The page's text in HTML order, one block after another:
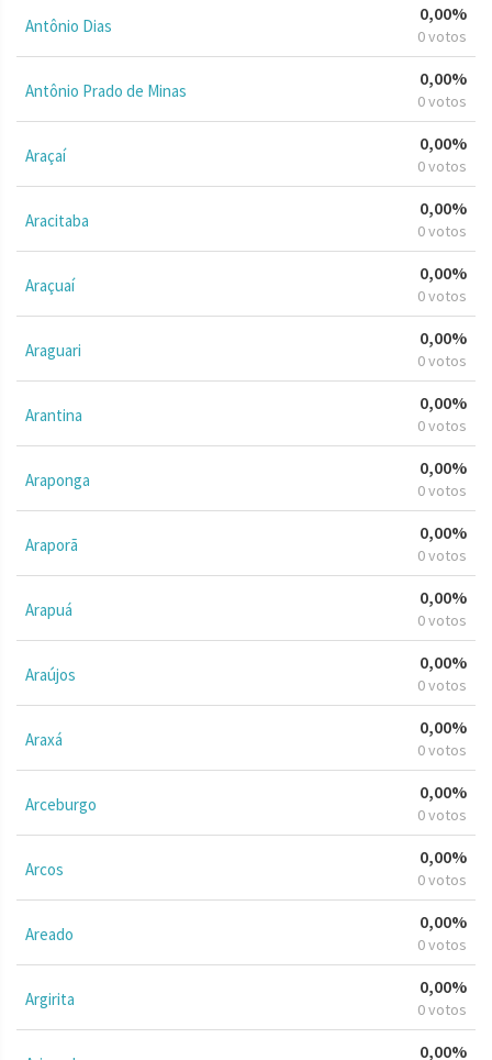
Antônio Dias
0,00%
0 votos
Antônio Prado de Minas
0,00%
0 votos
Araçaí
0,00%
0 votos
Aracitaba
0,00%
0 votos
Araçuaí
0,00%
0 votos
Araguari
0,00%
0 votos
Arantina
0,00%
0 votos
Araponga
0,00%
0 votos
Araporã
0,00%
0 votos
Arapuá
0,00%
0 votos
Araújos
0,00%
0 votos
Araxá
0,00%
0 votos
Arceburgo
0,00%
0 votos
Arcos
0,00%
0 votos
Areado
0,00%
0 votos
Argirita
0,00%
0 votos
0,00%